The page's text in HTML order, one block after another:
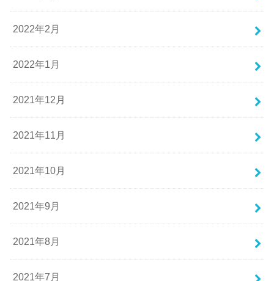
2022年2月
2022年1月
2021年12月
2021年11月
2021年10月
2021年9月
2021年8月
2021年7月